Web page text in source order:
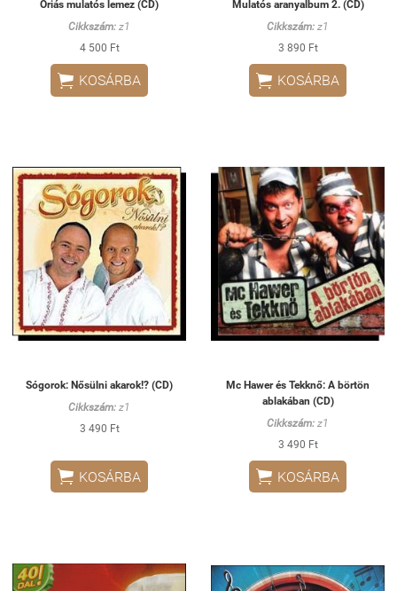
Óriás mulatós lemez (CD)
Cikkszám: z1
4 500 Ft
 KOSÁRBA
Mulatós aranyalbum 2. (CD)
Cikkszám: z1
3 890 Ft
 KOSÁRBA
Sógorok: Nősülni akarok!? (CD)
Cikkszám: z1
3 490 Ft
 KOSÁRBA
Mc Hawer és Tekknő: A börtön
ablakában (CD)
Cikkszám: z1
3 490 Ft
 KOSÁRBA